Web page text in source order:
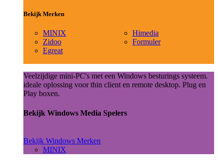
Bekijk Merken
MINIX
Zidoo
Egreat
Himedia
Formuler
Veelzijdige mini-PC's met een Windows besturings systeem.
ideale oplossing voor thin client en remote desktop. Plug en
Play boxen.
Bekijk Windows Media Spelers
Bekijk Windows Merken
MINIX